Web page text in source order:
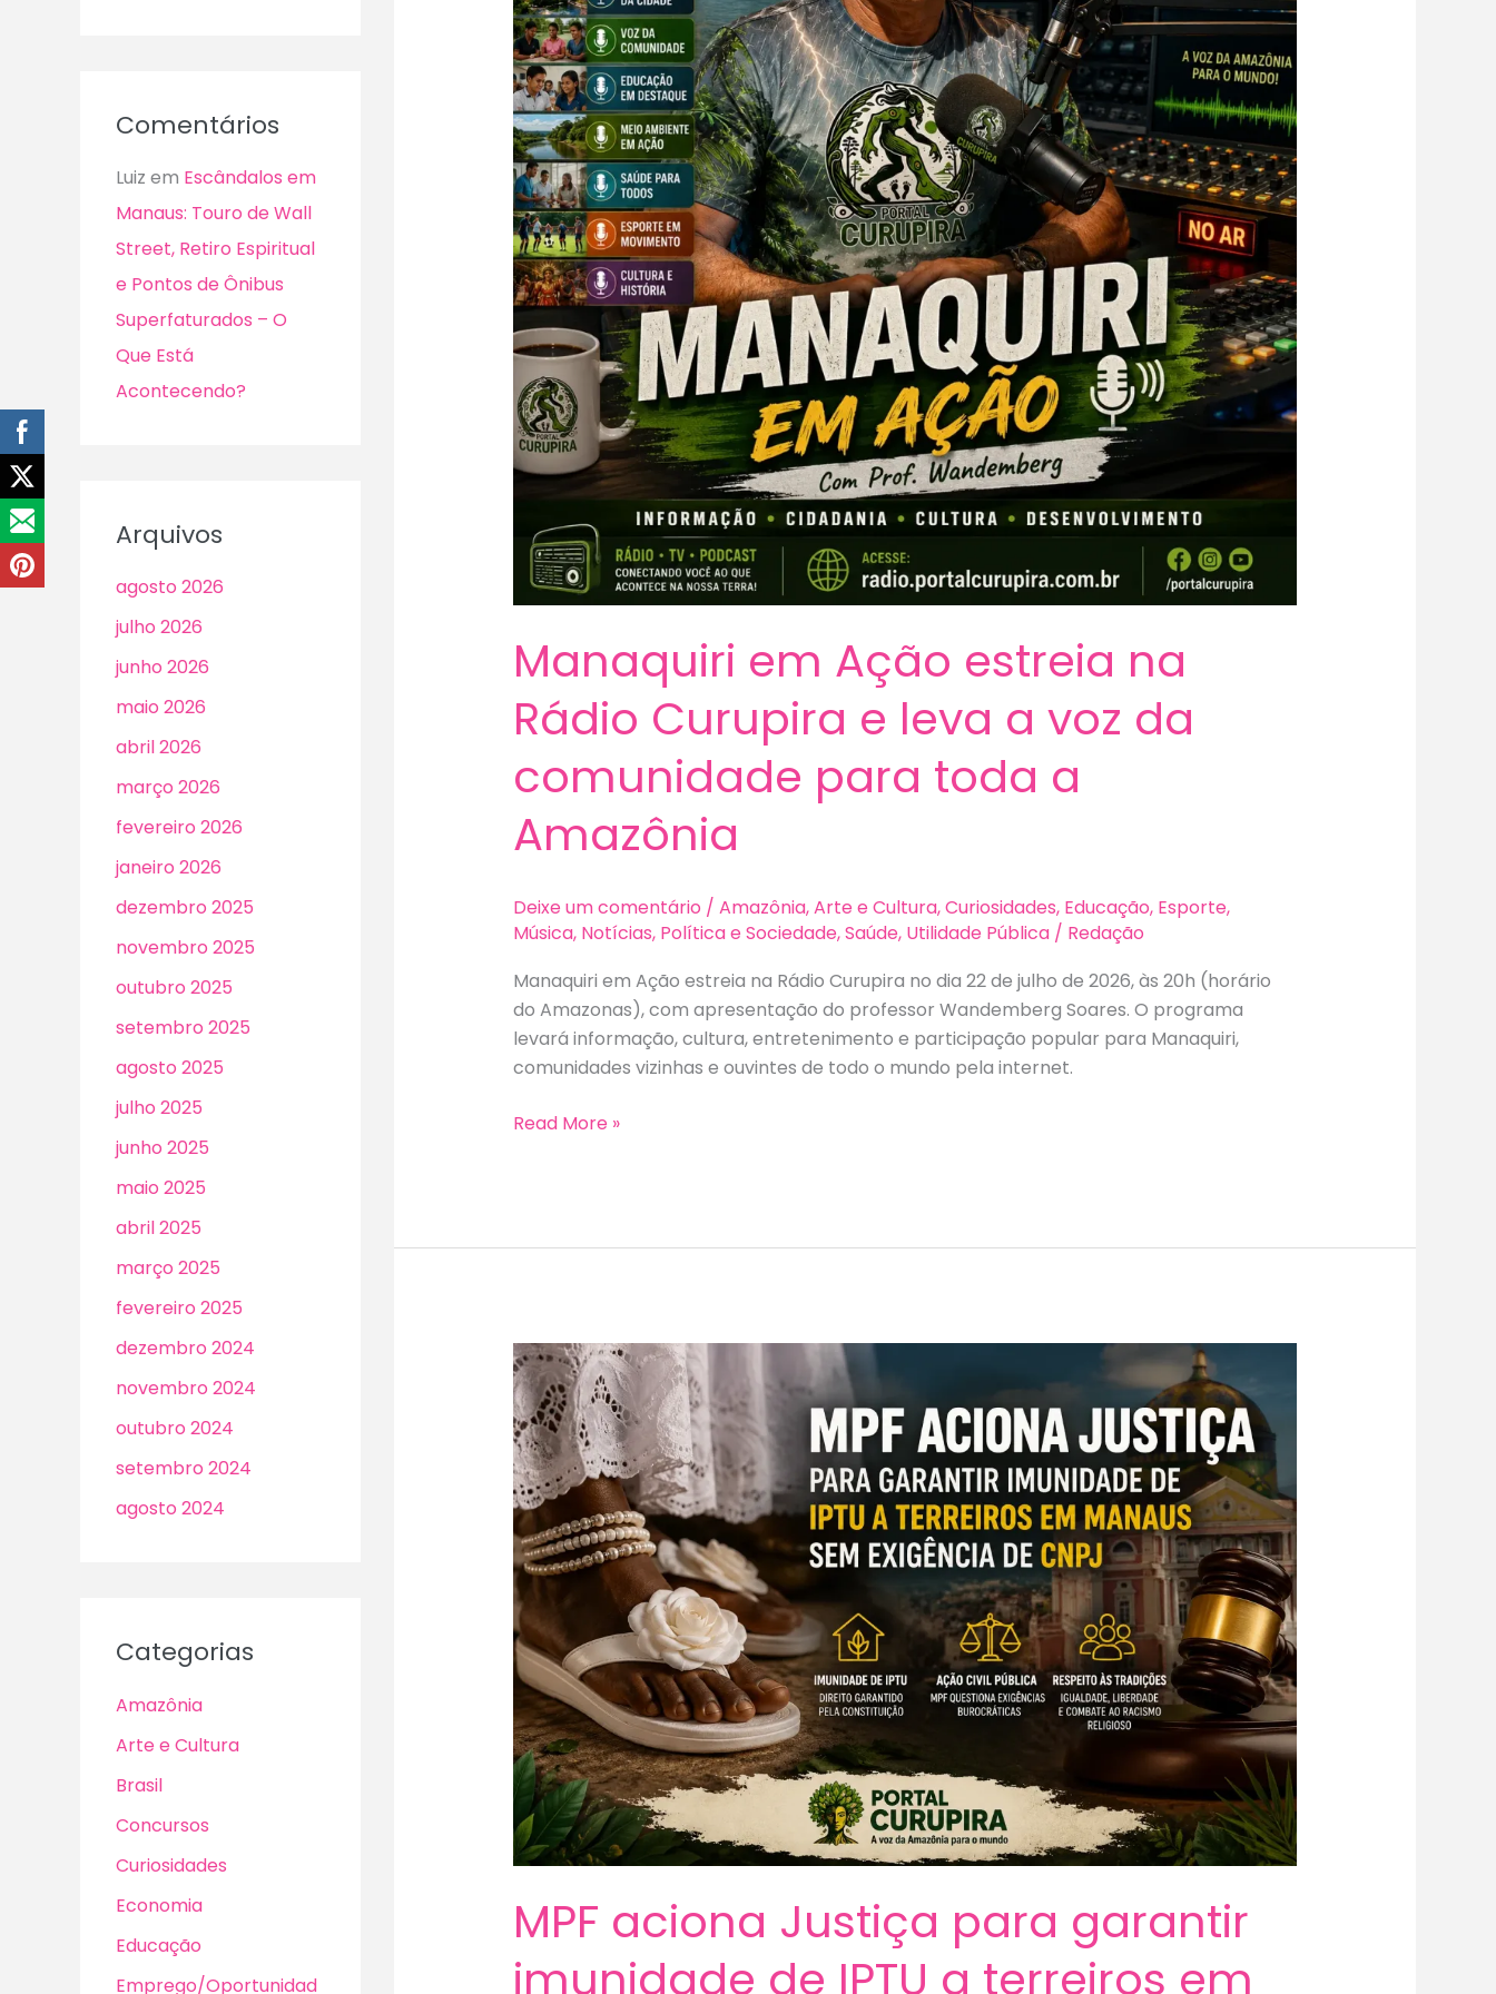
Comentários
Luiz em Escândalos em
Manaus: Touro de Wall
Street, Retiro Espiritual
e Pontos de Ônibus
Superfaturados – O
Que Está
Acontecendo?
Arquivos
agosto 2026
julho 2026
junho 2026
maio 2026
abril 2026
março 2026
fevereiro 2026
janeiro 2026
dezembro 2025
novembro 2025
outubro 2025
setembro 2025
agosto 2025
julho 2025
junho 2025
maio 2025
abril 2025
março 2025
fevereiro 2025
dezembro 2024
novembro 2024
outubro 2024
setembro 2024
agosto 2024
Categorias
Amazônia
Arte e Cultura
Brasil
Concursos
Curiosidades
Economia
Educação
Emprego/Oportunidad
Manaquiri em Ação estreia na
Rádio Curupira e leva a voz da
comunidade para toda a
Amazônia
Deixe um comentário /Amazônia,Arte e Cultura,Curiosidades, Educação, Esporte,
Música, Notícias, Política e Sociedade,Saúde, Utilidade Pública / Redação
Manaquiri em Ação estreia na Rádio Curupira no dia 22 de julho de 2026, às 20h (horário
do Amazonas), com apresentação do professor Wandemberg Soares. O programa
levará informação, cultura, entretenimento e participação popular para Manaquiri,
comunidades vizinhas e ouvintes de todo o mundo pela internet.
Manaquiri
leva
a
voz
da
comunidade
para
toda
a
Amazônia
Read More »
MPF aciona Justiça para garantir
imunidade de IPTU a terreiros em